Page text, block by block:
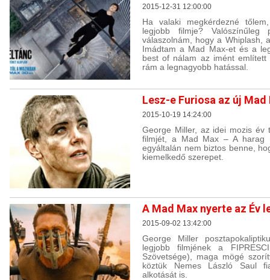
2015-12-31 12:00:00
Ha valaki megkérdezné
legjobb filmje?
válaszolnám, hogy a Whiplash,
Imádtam a Mad Max-et és a
best of nálam az imént
rám a legnagyobb hatással.
Lesz-e Furiosa az új Mad
2015-10-19 14:24:00
George Miller, az idei mozis év
filmjét, a Mad Max – A harag
egyáltalán nem biztos benne,
kiemelkedő szerepet.
A Mad Max nyerte az Év
2015-09-02 13:42:00
George Miller
legjobb filmjének a
Szövetsége), maga mögé
köztük Nemes László Saul
alkotását is.